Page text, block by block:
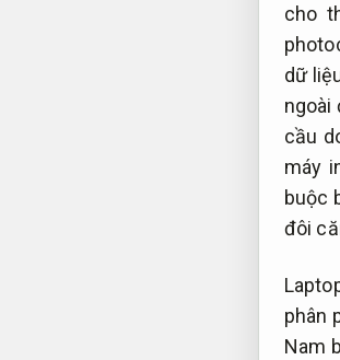
cho
dữ
ngoài
cầu
máy
buộc
đôi
phân
Nam